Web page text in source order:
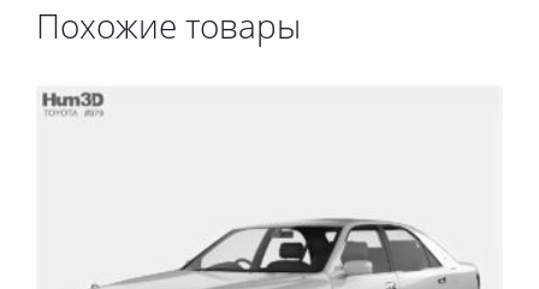
Похожие товары